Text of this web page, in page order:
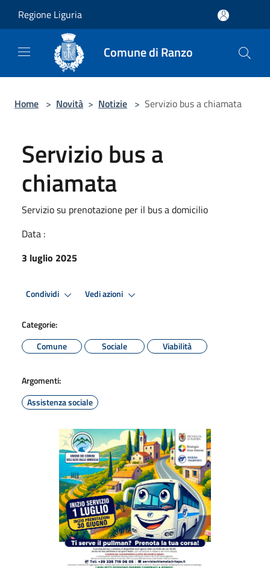
Regione Liguria
Comune di Ranzo
Home > Novità > Notizie > Servizio bus a chiamata
Servizio bus a
chiamata
Servizio su prenotazione per il bus a domicilio
Data :
3 luglio 2025
Condividi Vedi azioni
Categorie:
Comune
Sociale Viabilità
Argomenti:
Assistenza sociale